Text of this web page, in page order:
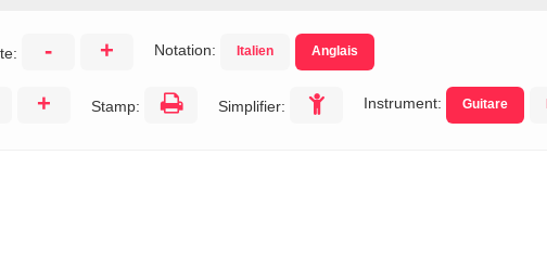
- + Notation: Italien Anglais
+ Stamp: Simplifier: Instrument: Guitare